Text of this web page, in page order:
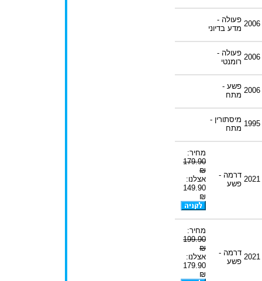
2006 פעולה -
מדע בדיוני
2006 פעולה -
רומנטי
2006 פשע -
מתח
1995 מיסתורין -
מתח
2021 דרמה -
פשע
מחיר:
179.90
₪
אצלנו:
149.90
₪
2021 דרמה -
פשע
מחיר:
199.90
₪
אצלנו:
179.90
₪